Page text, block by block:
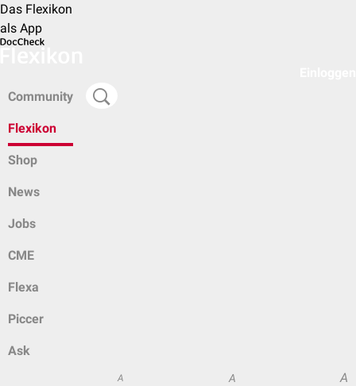
Das Flexikon
als App
Community
Flexikon
Shop
News
Jobs
CME
Flexa
Piccer
Ask
A A A